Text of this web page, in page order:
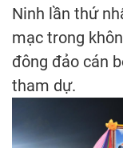
Ninh lần thứ
mạc trong
đông đảo cán
tham dự.